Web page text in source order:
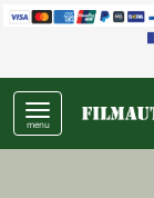
menu